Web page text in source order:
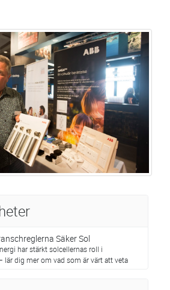
Säker Sol
har stärkt solcellernas roll i
lär dig mer om vad som är värt att veta